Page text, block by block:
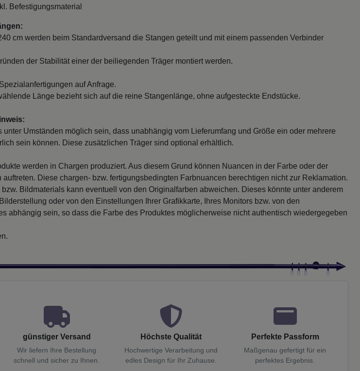
Befestigungsmaterial
cm werden beim Standardversand die Stangen geteilt und mit einem passenden Verbinder
der Stabilität einer der beiliegenden Träger montiert werden.
auf Anfrage.
Länge bezieht sich auf die reine Stangenlänge, ohne aufgesteckte Endstücke.
Umständen möglich sein, dass unabhängig vom Lieferumfang und Größe ein oder mehrere
sein können. Diese zusätzlichen Träger sind optional erhältlich.
werden in Chargen produziert. Aus diesem Grund können Nuancen in der Farbe oder der
Diese chargen- bzw. fertigungsbedingten Farbnuancen berechtigen nicht zur Reklamation.
Bildmaterials kann eventuell von den Originalfarben abweichen. Dieses könnte unter anderem
oder von den Einstellungen Ihrer Grafikkarte, Ihres Monitors bzw. von den
abhängig sein, so dass die Farbe des Produktes möglicherweise nicht authentisch wiedergegeben
günstiger Versand
Wir liefern Ihre Bestellung
schnell und sicher zu Ihnen.
Höchste Qualität
Hochwertige Verarbeitung und
edles Design für Ihr Zuhause.
Perfekte Passform
Maßgenau gefertigt für ein
perfektes Ergebnis.